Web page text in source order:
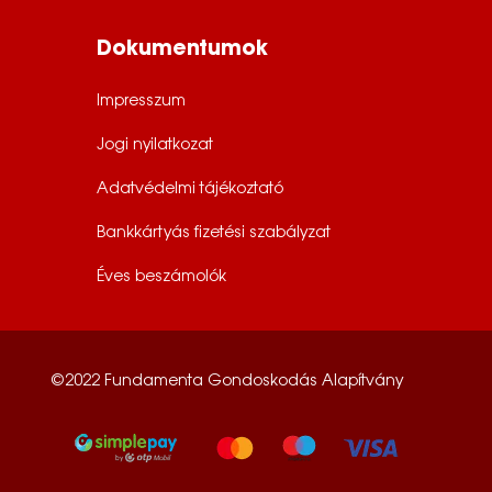
Dokumentumok
Impresszum
Jogi nyilatkozat
Adatvédelmi tájékoztató
Bankkártyás fizetési szabályzat
Éves beszámolók
©2022 Fundamenta Gondoskodás Alapítvány